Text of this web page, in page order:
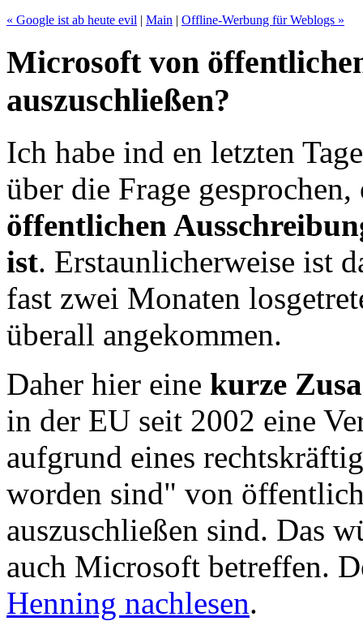
« Google ist ab heute evil | Main | Offline-Werbung für Weblogs »
Microsoft von
auszuschließen?
Ich habe ind en letzten
über die Frage gesprochen,
öffentlichen
ist. Erstaunlicherweise ist
fast zwei Monaten
überall angekommen.
Daher hier eine kurze
in der EU seit 2002 eine
aufgrund eines
worden sind" von
auszuschließen sind. Das
auch Microsoft betreffen.
Henning nachlesen.